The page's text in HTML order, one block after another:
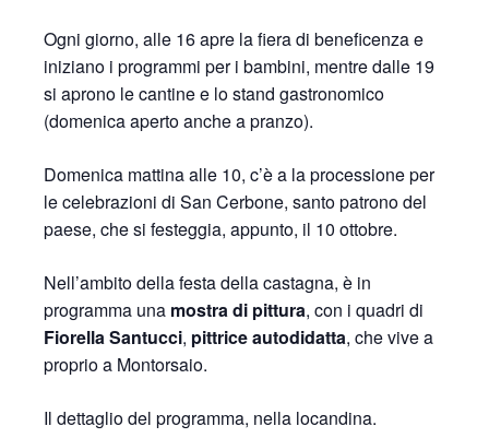
Ogni giorno, alle 16 apre la fiera di beneficenza e
iniziano i programmi per i bambini, mentre dalle 19
si aprono le cantine e lo stand gastronomico
(domenica aperto anche a pranzo).
Domenica mattina alle 10, c’è a la processione per
le celebrazioni di San Cerbone, santo patrono del
paese, che si festeggia, appunto, il 10 ottobre.
Nell’ambito della festa della castagna, è in
programma una mostra di pittura, con i quadri di
Fiorella Santucci, pittrice autodidatta, che vive a
proprio a Montorsaio.
Il dettaglio del programma, nella locandina.